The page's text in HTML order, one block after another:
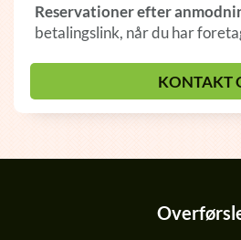
Reservationer efter
betalingslink, når du har
KONTAKT